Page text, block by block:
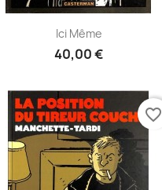
Aperçu rapide
Ici Même
40,00 €
favorite_border